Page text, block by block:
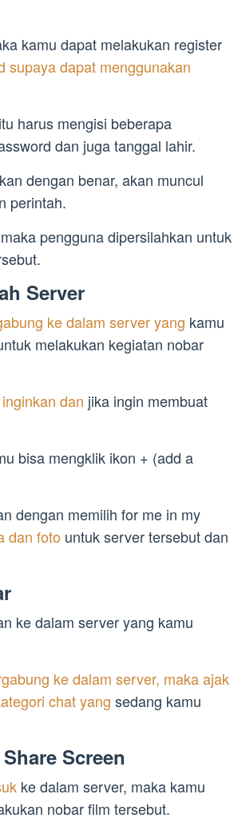
kamu dapat melakukan register
supaya dapat menggunakan
harus mengisi beberapa
dan juga tanggal lahir.
dengan benar, akan muncul
perintah.
pengguna dipersilahkan untuk
Server
ke dalam server yang kamu
melakukan kegiatan nobar
dan jika ingin membuat
bisa mengklik ikon + (add a
dengan memilih for me in my
dan foto untuk server tersebut dan
ke dalam server yang kamu
ke dalam server, maka ajak
chat yang sedang kamu
Screen
ke dalam server, maka kamu
nobar film tersebut.